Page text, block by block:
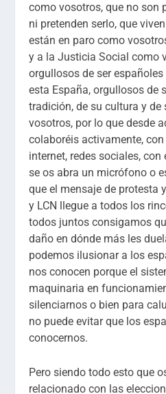
como vosotros, que no son
ni pretenden serlo, que
están en paro como
y a la Justicia Social como
orgullosos de ser
esta España, orgullosos de
tradición, de su cultura y
vosotros, por lo que desde
colaboréis activamente,
internet, redes sociales,
se os abra un micrófono o
que el mensaje de protesta
y LCN llegue a todos los
todos juntos consigamos
daño en dónde más les
podemos ilusionar a los
nos conocen porque el
maquinaria en
silenciarnos o bien para
no puede evitar que los
conocernos.
Pero siendo todo esto que
relacionado con las